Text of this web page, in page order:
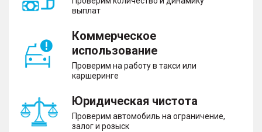
выплат
Коммерческое
использование
Проверим на работу в такси или
каршеринге
Юридическая чистота
Проверим автомобиль на ограничение,
залог и розыск